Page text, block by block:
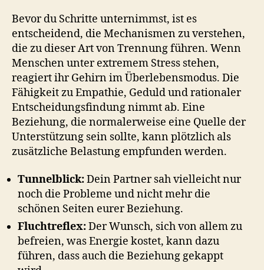
Bevor du Schritte unternimmst, ist es
entscheidend, die Mechanismen zu verstehen,
die zu dieser Art von Trennung führen. Wenn
Menschen unter extremem Stress stehen,
reagiert ihr Gehirn im Überlebensmodus. Die
Fähigkeit zu Empathie, Geduld und rationaler
Entscheidungsfindung nimmt ab. Eine
Beziehung, die normalerweise eine Quelle der
Unterstützung sein sollte, kann plötzlich als
zusätzliche Belastung empfunden werden.
Tunnelblick:Dein Partner sah vielleicht nur
noch die Probleme und nicht mehr die
schönen Seiten eurer Beziehung.
Fluchtreflex:Der Wunsch, sich von allem zu
befreien, was Energie kostet, kann dazu
führen, dass auch die Beziehung gekappt